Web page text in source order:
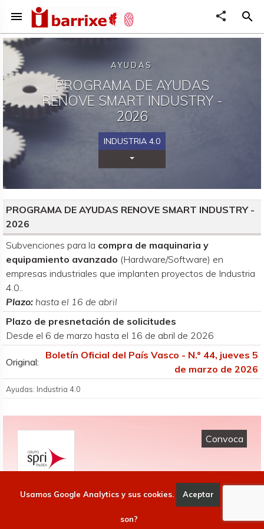
menu share search
AYUDAS
PROGRAMA DE AYUDAS
RENOVE SMART INDUSTRY -
2026
INDUSTRIA 4.0
Desplegar Categorías
Organismo convocante
PROGRAMA DE AYUDAS RENOVE SMART INDUSTRY -
2026
Ayudas: Industria 4.0
Subvenciones para la compra de maquinaria y
equipamiento avanzado (Hardware/Software) en
empresas industriales que implanten proyectos de Industria
4.0..
Plazo: hasta el 16 de abril
Plazo de presnetación de solicitudes
Desde el 6 de marzo hasta el 16 de abril de 2026
Original:
Boletín Oficial del País Vasco - N.º 44, jueves 5
de marzo de 2026
Convoca
SPRI
Agencia vasca de desarrollo empresarial
Usamos Google Analytics y sus cookies. Aceptar
son?